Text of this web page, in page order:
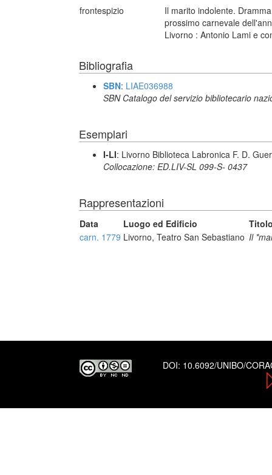
frontespizio
Il marito indolente.
prossimo carnevale
Livorno : Antonio Lami e
Bibliografia
SBN: LIAE036988
SBN Catalogo del servizio bibliotecario
Esemplari
I-LI: Livorno Biblioteca Labronica F. D.
Collocazione: ED.LIV-SL 099-S- 0437
Rappresentazioni
Data Luogo ed Edificio
carn. 1779 Livorno, Teatro San Sebastiano Il
DOI: 10.6092/UNIBO/